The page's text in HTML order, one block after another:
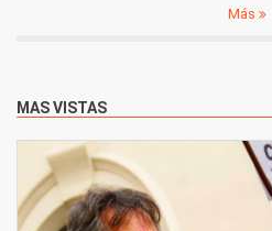
Más
MAS VISTAS